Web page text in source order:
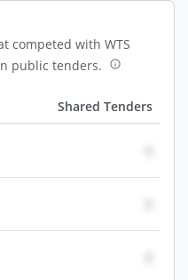
competed with WTS
in public tenders.
Shared Tenders